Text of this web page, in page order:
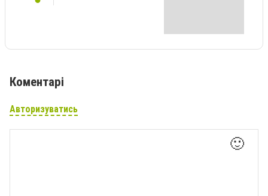
Коментарі
Авторизуватись
🙂